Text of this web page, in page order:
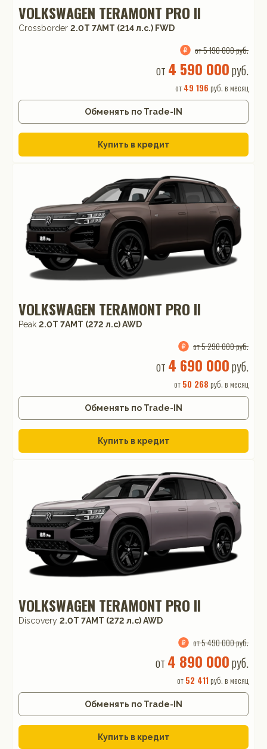
VOLKSWAGEN TERAMONT PRO II
Crossborder 2.0T 7AMT (214 л.с.) FWD
от 5 190 000 руб.
от 4 590 000руб.
от49 196 руб. в месяц
Обменять по Trade-IN
Купить в кредит
VOLKSWAGEN TERAMONT PRO II
Peak 2.0T 7AMT (272 л.с) AWD
от 5 290 000 руб.
от 4 690 000руб.
от50 268 руб. в месяц
Обменять по Trade-IN
Купить в кредит
VOLKSWAGEN TERAMONT PRO II
Discovery 2.0T 7AMT (272 л.с) AWD
от 5 490 000 руб.
от 4 890 000руб.
от52 411 руб. в месяц
Обменять по Trade-IN
Купить в кредит